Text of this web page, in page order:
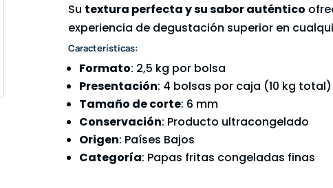
Su textura perfecta y su sabor auténtico
experiencia de degustación superior en
Características:
Formato: 2,5 kg por bolsa
Presentación: 4 bolsas por caja (10 kg total)
Tamaño de corte: 6 mm
Conservación: Producto ultracongelado
Origen: Países Bajos
Categoría: Papas fritas congeladas finas